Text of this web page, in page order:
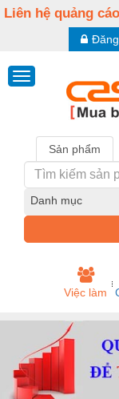
Liên hệ quảng
Sản phẩm
Danh mục
Việc làm